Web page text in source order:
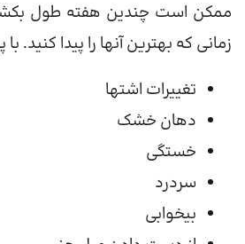
ممکن است چندین هفته طول بکشد
زمانی که بهترین آنها را پیدا
تغییرات اشتها
دهان خشک
خستگی
سردرد
بیخوابی